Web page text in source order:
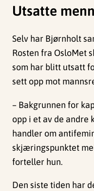
Utsatte
Selv har Bjørnholt
Rosten fra OsloMet
som har blitt utsatt
sett opp mot
– Bakgrunnen for
opp i et av de andre
handler om
skjæringspunktet
forteller hun.
Den siste tiden har